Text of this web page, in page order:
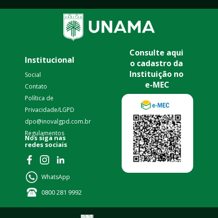
Nos siga nas
redes sociais
Social
Contato
Política de
Privacidade/LGPD
dpo@inovalgpd.com.br
Regulamentos
Institucional
Consulte aqui
o cadastro da
Instituição no
e-MEC
0800 281 9992
WhatsApp